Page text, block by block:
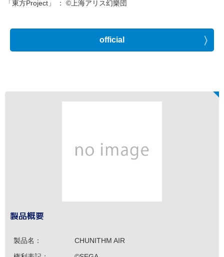
「東方Project」 ： ©上海アリス幻樂団
official
製品概要
製品名：
CHUNITHM AIR